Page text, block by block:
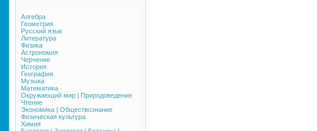
Алгебра
Геометрия
Русский язык
Литература
Физика
Астрономия
Черчение
История
География
Музыка
Математика
Окружающий мир | Природоведение
Чтение
Экономика | Обществознание
Физическая культура
Химия